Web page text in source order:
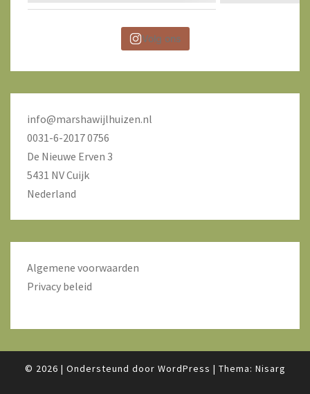
Volg ons
info@marshawijlhuizen.nl
0031-6-2017 0756
De Nieuwe Erven 3
5431 NV Cuijk
Nederland
Algemene voorwaarden
Privacy beleid
© 2026 | Ondersteund door WordPress | Thema: Nisarg